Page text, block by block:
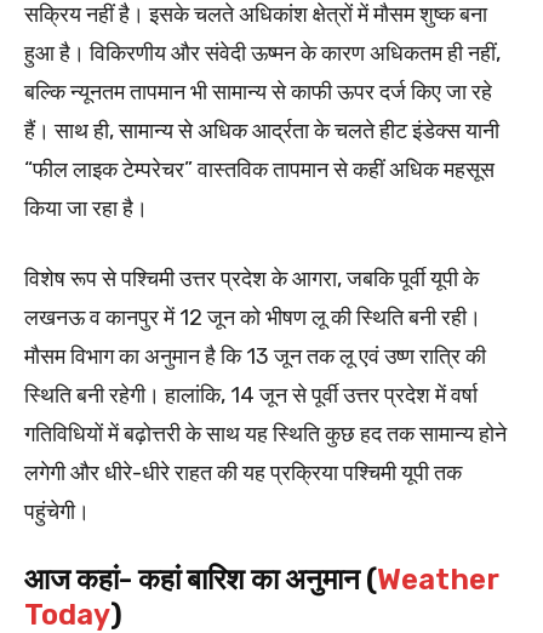
सक्रिय नहीं है। इसके चलते अधिकांश क्षेत्रों में मौसम शुष्क बना
हुआ है। विकिरणीय और संवेदी ऊष्मन के कारण अधिकतम ही नहीं,
बल्कि न्यूनतम तापमान भी सामान्य से काफी ऊपर दर्ज किए जा रहे
हैं। साथ ही, सामान्य से अधिक आर्द्रता के चलते हीट इंडेक्स यानी
“फील लाइक टेम्परेचर” वास्तविक तापमान से कहीं अधिक महसूस
किया जा रहा है।
विशेष रूप से पश्चिमी उत्तर प्रदेश के आगरा, जबकि पूर्वी यूपी के
लखनऊ व कानपुर में 12 जून को भीषण लू की स्थिति बनी रही।
मौसम विभाग का अनुमान है कि 13 जून तक लू एवं उष्ण रात्रि की
स्थिति बनी रहेगी। हालांकि, 14 जून से पूर्वी उत्तर प्रदेश में वर्षा
गतिविधियों में बढ़ोत्तरी के साथ यह स्थिति कुछ हद तक सामान्य होने
लगेगी और धीरे-धीरे राहत की यह प्रक्रिया पश्चिमी यूपी तक
पहुंचेगी।
आज कहां- कहां बारिश का अनुमान (Weather
Today)